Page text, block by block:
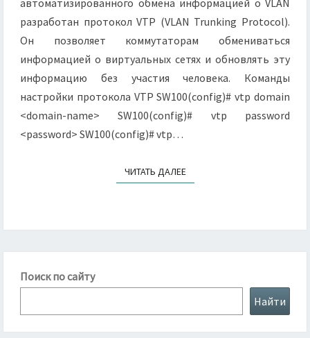
автоматизированного обмена информацией о VLAN
разработан протокол VTP (VLAN Trunking Protocol).
Он позволяет коммутаторам обмениваться
информацией о виртуальных сетях и обновлять эту
информацию без участия человека. Команды
настройки протокола VTP SW100(config)# vtp domain
<domain-name> SW100(config)# vtp password
<password> SW100(config)# vtp…
ЧИТАТЬ ДАЛЕЕЧИТАТЬ ДАЛЕЕ
Поиск по сайту
Найти